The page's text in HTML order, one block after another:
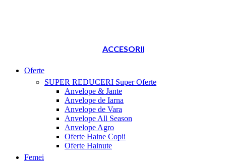
ACCESORII
Oferte
SUPER REDUCERI Super Oferte
Anvelope & Jante
Anvelope de Iarna
Anvelope de Vara
Anvelope All Season
Anvelope Agro
Oferte Haine Copii
Oferte Hainute
Femei